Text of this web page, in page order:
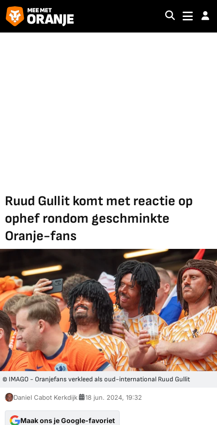
Ruud Gullit komt met reactie op
ophef rondom geschminkte
Oranje-fans
© IMAGO - Oranjefans verkleed als oud-international Ruud Gullit
Daniel Cabot Kerkdijk 18 jun. 2024, 19:32
Maak ons je Google-favoriet